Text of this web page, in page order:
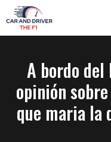
Saltar
al
contenido
A bordo
opinión
que maria la